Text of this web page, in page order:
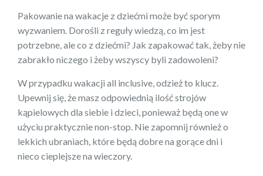
Pakowanie na wakacje z dziećmi może być sporym
wyzwaniem. Dorośli z reguły wiedzą, co im jest
potrzebne, ale co z dziećmi? Jak zapakować tak, żeby nie
zabrakło niczego i żeby wszyscy byli zadowoleni?
W przypadku wakacji all inclusive, odzież to klucz.
Upewnij się, że masz odpowiednią ilość strojów
kąpielowych dla siebie i dzieci, ponieważ będą one w
użyciu praktycznie non-stop. Nie zapomnij również o
lekkich ubraniach, które będą dobre na gorące dni i
nieco cieplejsze na wieczory.